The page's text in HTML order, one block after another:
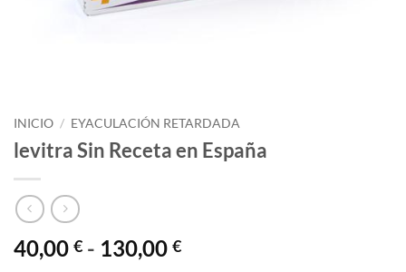
INICIO / EYACULACIÓN RETARDADA
levitra Sin Receta en España
40,00 € - 130,00 €Rango